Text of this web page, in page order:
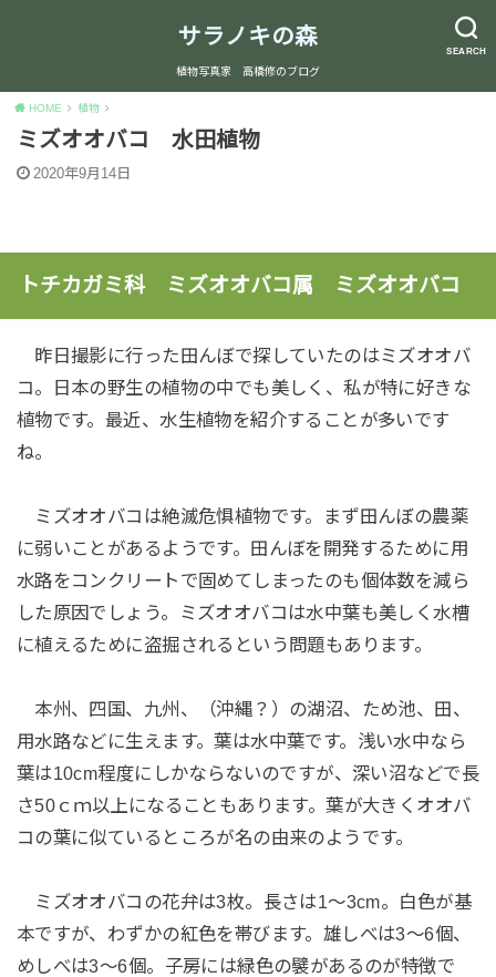
SEARCH
サラノキの森
植物写真家 高橋修のブログ
HOME 植物
ミズオオバコ 水田植物
2020年9月14日
トチカガミ科 ミズオオバコ属 ミズオオバコ
昨日撮影に行った田んぼで探していたのはミズオオバ
コ。日本の野生の植物の中でも美しく、私が特に好きな
植物です。最近、水生植物を紹介することが多いです
ね。
ミズオオバコは絶滅危惧植物です。まず田んぼの農薬
に弱いことがあるようです。田んぼを開発するために用
水路をコンクリートで固めてしまったのも個体数を減ら
した原因でしょう。ミズオオバコは水中葉も美しく水槽
に植えるために盗掘されるという問題もあります。
本州、四国、九州、（沖縄？）の湖沼、ため池、田、
用水路などに生えます。葉は水中葉です。浅い水中なら
葉は10cm程度にしかならないのですが、深い沼などで長
さ50ｃｍ以上になることもあります。葉が大きくオオバ
コの葉に似ているところが名の由来のようです。
ミズオオバコの花弁は3枚。長さは1～3cm。白色が基
本ですが、わずかの紅色を帯びます。雄しべは3～6個、
めしべは3～6個。子房には緑色の襞があるのが特徴で